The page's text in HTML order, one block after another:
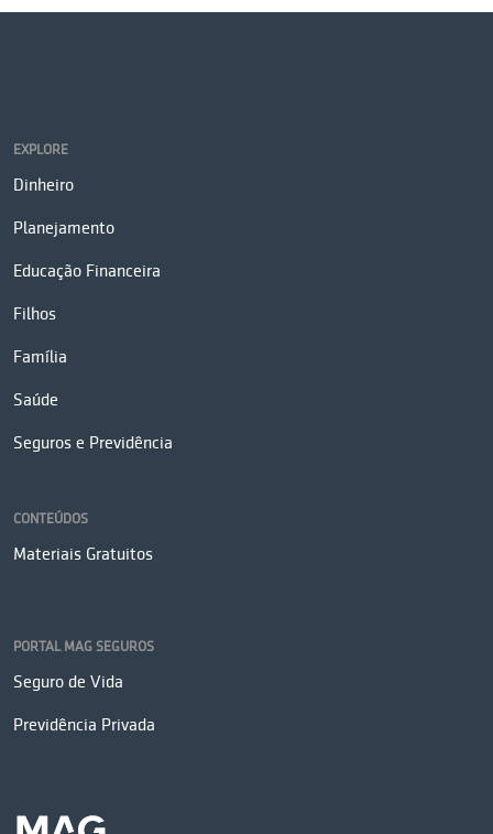
EXPLORE
Dinheiro
Planejamento
Educação Financeira
Filhos
Família
Saúde
Seguros e Previdência
CONTEÚDOS
Materiais Gratuitos
PORTAL MAG SEGUROS
Seguro de Vida
Previdência Privada